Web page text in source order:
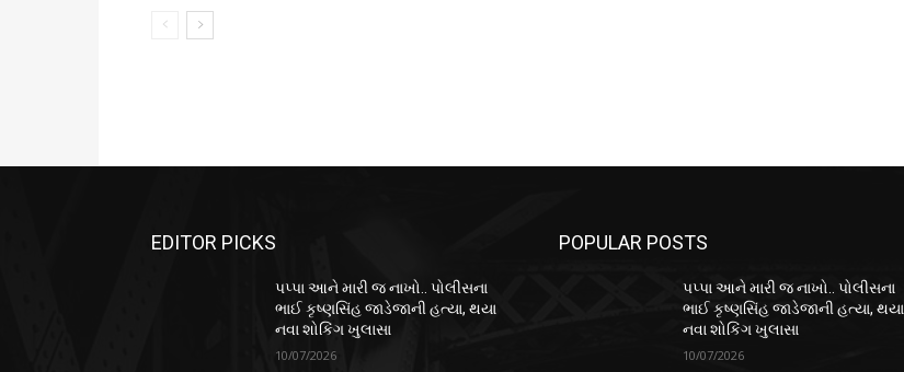
EDITOR PICKS
પપ્પા આને મારી જ નાખો.. પોલીસના
ભાઈ કૃષ્ણસિંહ જાડેજાની હત્યા, થયા
નવા શોકિંગ ખુલાસા
10/07/2026
POPULAR POSTS
પપ્પા આને મારી જ નાખો.. પોલીસના
ભાઈ કૃષ્ણસિંહ જાડેજાની હત્યા, થયા
નવા શોકિંગ ખુલાસા
10/07/2026